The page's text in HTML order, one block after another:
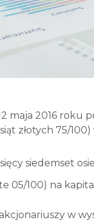
2016 roku
złotych 75/
siedemset
05/100) na
w